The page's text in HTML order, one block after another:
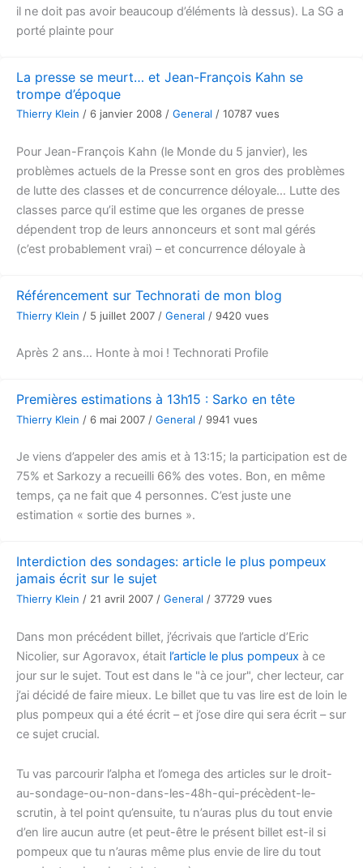
il ne doit pas avoir beaucoup d’éléments là dessus). La SG a
porté plainte pour
La presse se meurt… et Jean-François Kahn se
trompe d’époque
Thierry Klein / 6 janvier 2008 / General / 10787 vues
Pour Jean-François Kahn (le Monde du 5 janvier), les
problèmes actuels de la Presse sont en gros des problèmes
de lutte des classes et de concurrence déloyale… Lutte des
classes parce qu’il estime que les organes de presse
dépendent trop de leurs annonceurs et sont mal gérés
(c’est probablement vrai) – et concurrence déloyale à
Référencement sur Technorati de mon blog
Thierry Klein / 5 juillet 2007 / General / 9420 vues
Après 2 ans… Honte à moi ! Technorati Profile
Premières estimations à 13h15 : Sarko en tête
Thierry Klein / 6 mai 2007 / General / 9941 vues
Je viens d’appeler des amis et à 13:15; la participation est de
75% et Sarkozy a recueilli 66% des votes. Bon, en même
temps, ça ne fait que 4 personnes. C’est juste une
estimation « sortie des burnes ».
Interdiction des sondages: article le plus pompeux
jamais écrit sur le sujet
Thierry Klein / 21 avril 2007 / General / 37729 vues
Dans mon précédent billet, j’écrivais que l’article d’Eric
Nicolier, sur Agoravox, était l’article le plus pompeux à ce
jour sur le sujet. Tout est dans le "à ce jour", cher lecteur, car
j’ai décidé de faire mieux. Le billet que tu vas lire est de loin le
plus pompeux qui a été écrit – et j’ose dire qui sera écrit – sur
ce sujet crucial.
Tu vas parcourir l’alpha et l’omega des articles sur le droit-
au-sondage-ou-non-dans-les-48h-qui-précèdent-le-
scrutin, à tel point qu’ensuite, tu n’auras plus du tout envie
d’en lire aucun autre (et peut-être le présent billet est-il si
pompeux que tu n’auras même plus envie de lire du tout